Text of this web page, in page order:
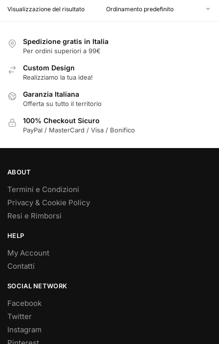
Visualizzazione del risultato
Spedizione gratis in Italia
Per ordini superiori a 99€
Custom Design
Realizziamo la tua idea!
Garanzia Italiana
Offerta su tutto il territorio
100% Checkout Sicuro
PayPal / MasterCard / Visa / Bonifico
ABOUT
Termini e Condizioni
Privacy & Cookie Policy
Resi e Rimborsi
HELP
My Account
Contatti
SOCIAL NETWORK
Facebook
Twitter
Instagram